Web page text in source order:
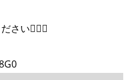
い👍🏻✨